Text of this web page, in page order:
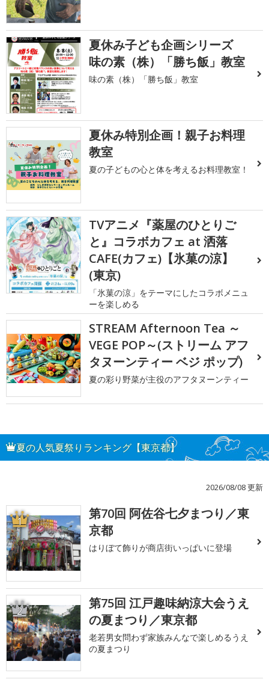
夏休み子ども企画シリーズ
味の素（株）「勝ち飯」教室
味の素（株）「勝ち飯」教室
夏休み特別企画！親子お料理
教室
夏の子どもの心と体を考えるお料理教室！
TVアニメ『薬屋のひとりご
と』コラボカフェ at 洒落
CAFE(カフェ)【氷菓の涼】
(東京)
「氷菓の涼」をテーマにしたコラボメニュ
ーを楽しめる
STREAM Afternoon Tea ～
VEGE POP～(ストリーム アフ
タヌーンティー ベジ ポップ)
夏の彩り野菜が主役のアフタヌーンティー
夏の人気夏祭りランキング【東京都】
2026/08/08 更新
1
第70回 阿佐谷七夕まつり／東
京都
はりぼて飾りが商店街いっぱいに登場
2
第75回 江戸趣味納涼大会うえ
の夏まつり／東京都
老若男女問わず家族みんなで楽しめるうえ
の夏まつり